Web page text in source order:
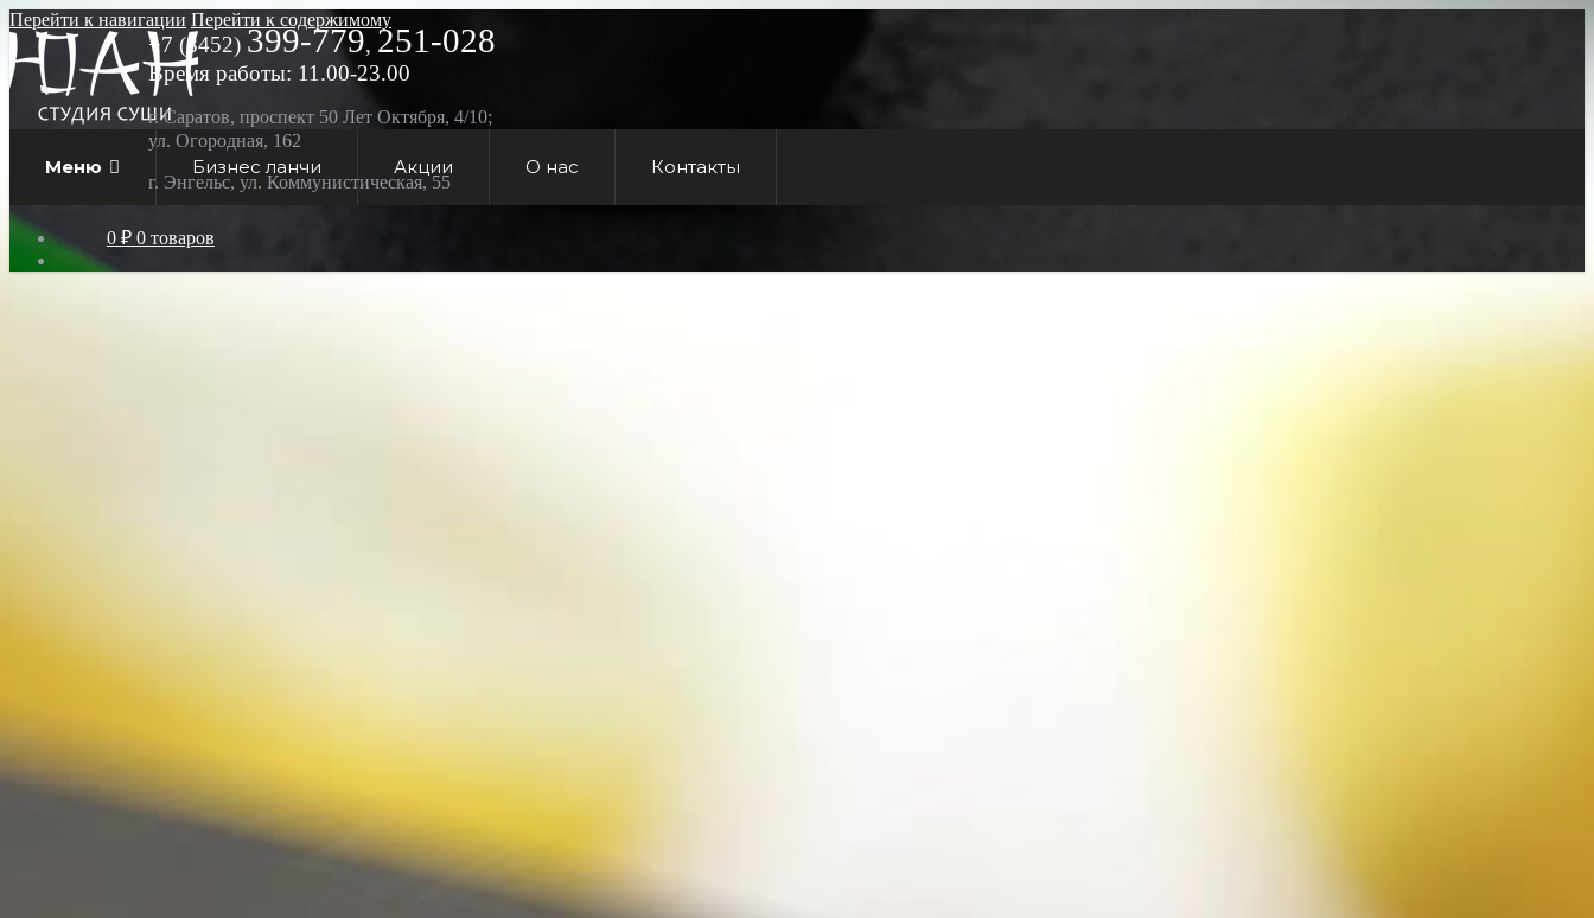
Перейти к навигации Перейти к содержимому
Меню Бизнес ланчи Акции О нас Контакты
0 ₽ 0 товаров
+7 (8452) 399-779, 251-028
Время работы: 11.00-23.00
г. Саратов, проспект 50 Лет Октября, 4/10;
ул. Огородная, 162
г. Энгельс, ул. Коммунистическая, 55